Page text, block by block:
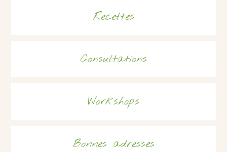
Recettes
Consultations
Workshops
Bonnes adresses